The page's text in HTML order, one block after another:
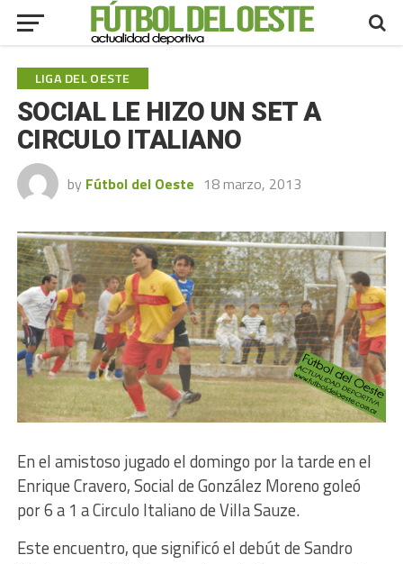
LIGA DEL OESTE
SOCIAL LE HIZO UN SET A
CIRCULO ITALIANO
by Fútbol del Oeste 18 marzo, 2013
En el amistoso jugado el domingo por la tarde en el
Enrique Cravero, Social de González Moreno goleó
por 6 a 1 a Circulo Italiano de Villa Sauze.
Este encuentro, que significó el debút de Sandro